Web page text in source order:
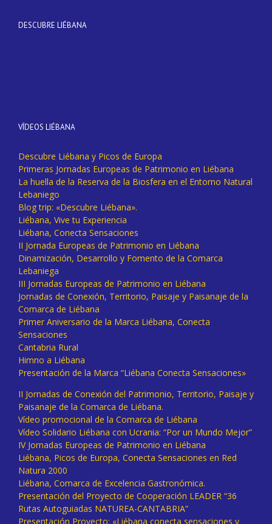
DESCUBRE LIÉBANA
VÍDEOS LIÉBANA
Descubre Liébana y Picos de Europa
Primeras Jornadas Europeas de Patrimonio en Liébana
La huella de la Reserva de la Biosfera en el Entorno Natural
Lebaniego
Blog trip: «Descubre Liébana».
Liébana, Vive tu Experiencia
Liébana, Conecta Sensaciones
II Jornada Europeas de Patrimonio en Liébana
Dinamización, Desarrollo y Fomento de la Comarca
Lebaniega
III Jornadas Europeas de Patrimonio en Liébana
Jornadas de Conexión, Territorio, Paisaje y Paisanaje de la
Comarca de Liébana
Primer Aniversario de la Marca Liébana, Conecta
Sensaciones
Cantabria Rural
Himno a Liébana
Presentación de la Marca “Liébana Conecta Sensaciones»
II Jornadas de Conexión del Patrimonio, Territorio, Paisaje y
Paisanaje de la Comarca de Liébana.
Vídeo promocional de la Comarca de Liébana
Vídeo Solidario Liébana con Ucrania: “Por un Mundo Mejor”
IV Jornadas Europeas de Patrimonio en Liébana
Liébana, Picos de Europa, Conecta Sensaciones en Red
Natura 2000
Liébana, Comarca de Excelencia Gastronómica.
Presentación del Proyecto de Cooperación LEADER “36
Rutas Autoguiadas NATUREA-CANTABRIA”
Presentación Proyecto: «Liébana conecta sensaciones y